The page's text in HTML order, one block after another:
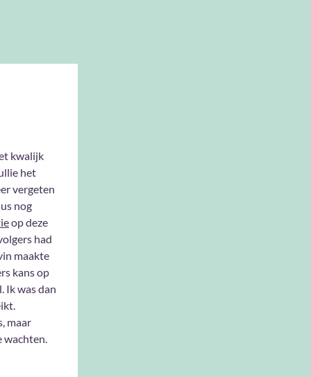
kwalijk
het
vergeten
nog
op deze
had
maakte
kans op
Ik was dan
maar
wachten.